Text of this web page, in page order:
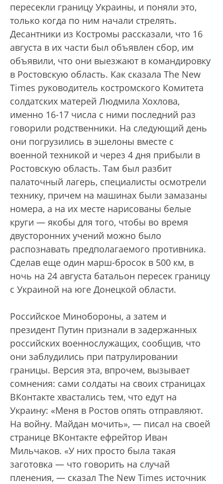
пересекли границу Украины, и поняли это,
только когда по ним начали стрелять.
Десантники из Костромы рассказали, что 16
августа в их части был объявлен сбор, им
объявили, что они выезжают в командировку
в Ростовскую область. Как сказала The New
Times руководитель костромского Комитета
солдатских матерей Людмила Хохлова,
именно 16-17 числа с ними последний раз
говорили родственники. На следующий день
они погрузились в эшелоны вместе с
военной техникой и через 4 дня прибыли в
Ростовскую область. Там был разбит
палаточный лагерь, специалисты осмотрели
технику, причем на машинах были замазаны
номера, а на их месте нарисованы белые
круги — якобы для того, чтобы во время
двусторонних учений можно было
распознавать предполагаемого противника.
Сделав еще один марш-бросок в 500 км, в
ночь на 24 августа батальон пересек границу
с Украиной на юге Донецкой области.
Российское Минобороны, а затем и
президент Путин признали в задержанных
российских военнослужащих, сообщив, что
они заблудились при патрулировании
границы. Версия эта, впрочем, вызывает
сомнения: сами солдаты на своих страницах
ВКонтакте хвастались тем, что едут на
Украину: «Меня в Ростов опять отправляют.
На войну. Майдан мочить», — писал на своей
странице ВКонтакте ефрейтор Иван
Мильчаков. «У них просто была такая
заготовка — что говорить на случай
пленения, — сказал The New Times источник